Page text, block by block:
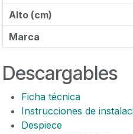
Alto (cm)
Marca
Descargables
Ficha técnica
Instrucciones de
Despiece